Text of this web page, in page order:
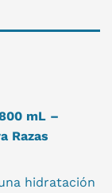
mL –
Razas
hidratación